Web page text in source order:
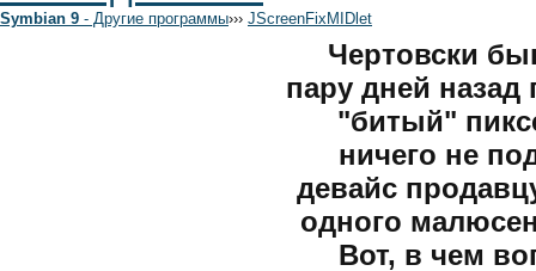
Symbian 9 - Другие программы››› JScreenFixMIDlet
Чертовски
пару дней назад
"битый"
ничего не
девайс
одного
Вот, в чем